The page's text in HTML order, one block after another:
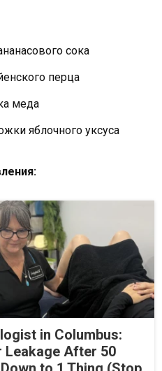
сока
перца
меда
яблочного уксуса
in Columbus:
Leakage After 50